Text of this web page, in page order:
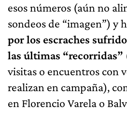
esos números (aún no
sondeos de “imagen”) y
por los escraches
las últimas “recorridas”
visitas o encuentros con
realizan en campaña),
en Florencio Varela o